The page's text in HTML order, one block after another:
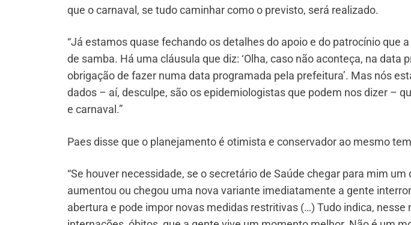
que o carnaval, se tudo caminhar como o previsto, será realizado.
“Já estamos quase fechando os detalhes do apoio e do patrocínio que
de samba. Há uma cláusula que diz: ‘Olha, caso não aconteça, na data
obrigação de fazer numa data programada pela prefeitura’. Mas nós
dados – aí, desculpe, são os epidemiologistas que podem nos dizer –
e carnaval.”
Paes disse que o planejamento é otimista e conservador ao mesmo
“Se houver necessidade, se o secretário de Saúde chegar para mim
aumentou ou chegou uma nova variante imediatamente a gente
abertura e pode impor novas medidas restritivas (…) Tudo indica, nesse